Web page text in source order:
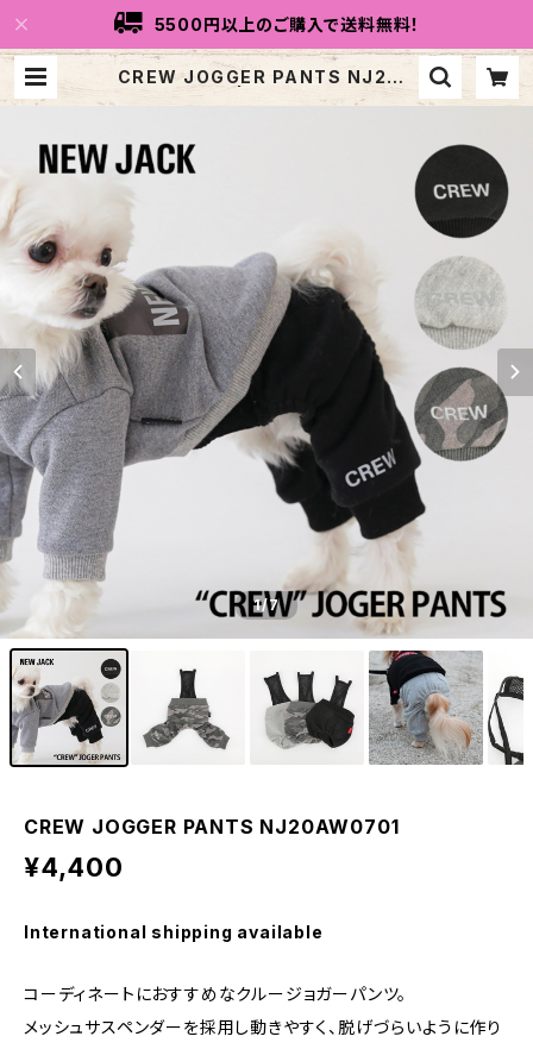
5500円以上のご購入で送料無料！
CREW JOGGER PANTS NJ20A
W0701 | トリコリコdog
1/7
CREW JOGGER PANTS NJ20AW0701
¥4,400
International shipping available
コーディネートにおすすめなクルージョガーパンツ。
メッシュサスペンダーを採用し動きやすく、脱げづらいように作り